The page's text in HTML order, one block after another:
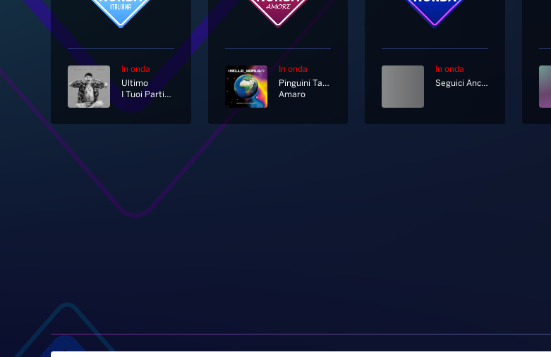
In onda
Ultimo
I Tuoi Particolari
In onda
Pinguini Tattici Nucleari
Amaro
In onda
Seguici Anche In Diretta Tv Al Canale 11 E 730 Di Sky